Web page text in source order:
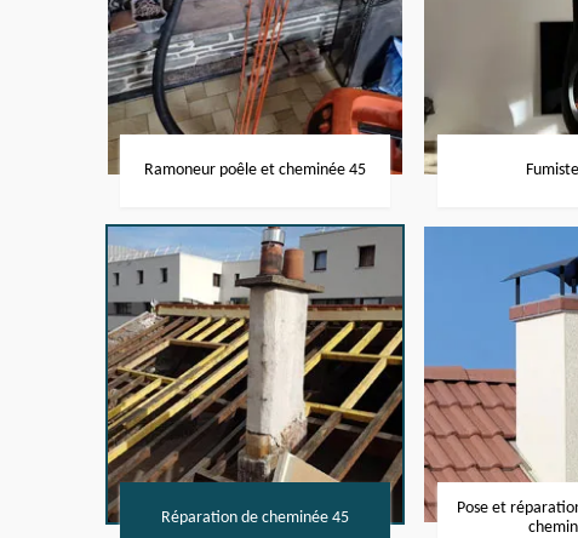
Ramoneur poêle et cheminée 45
Réparation de cheminée 45
Pose et